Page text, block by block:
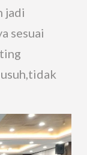
jadi
sesuai